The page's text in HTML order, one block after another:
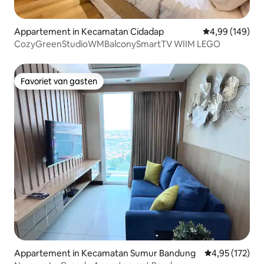
Appartement in Kecamatan Cidadap Gemiddelde
4,99 (149)
CozyGreenStudioWMBalconySmartTV WIIM LEGO
Favoriet van gasten
Favoriet van gasten
Appartement in Kecamatan Sumur Bandung Gemiddelde
4,95 (172)